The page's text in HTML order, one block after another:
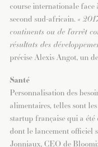
course internationale
second sud-africain. «
continents ou de l’arrêt
résultats des
précise Alexis Angot, un
Santé
Personnalisation des
alimentaires, telles sont
startup française qui a été
dont le lancement officiel
Jonniaux, CEO de